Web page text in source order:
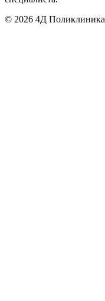
© 2026 4Д Поликлиника